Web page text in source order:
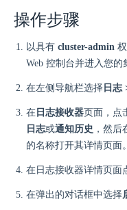
操作步骤
以具有 cluster-admin
Web 控制台并进入您的
在左侧导航栏选择 日志
在 日志接收器页面，点
日志或通知历史 ，然
的名称打开其详情页面。
在日志接收器详情页面
在弹出的对话框中选择